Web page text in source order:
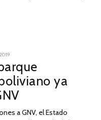
ABRIL
DE
2019
ya
a GNV, el Estado